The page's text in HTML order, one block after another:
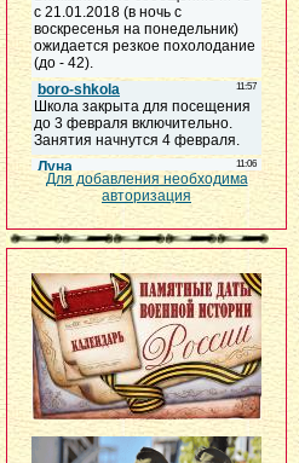
Для добавления необходима
авторизация